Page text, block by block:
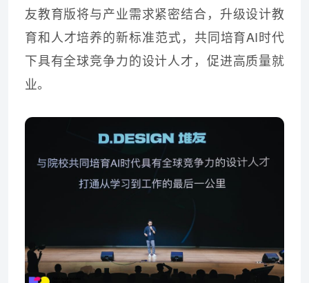
友教育版将与产业需求紧密结合，升级设计教
育和人才培养的新标准范式，共同培育AI时代
下具有全球竞争力的设计人才，促进高质量就
业。